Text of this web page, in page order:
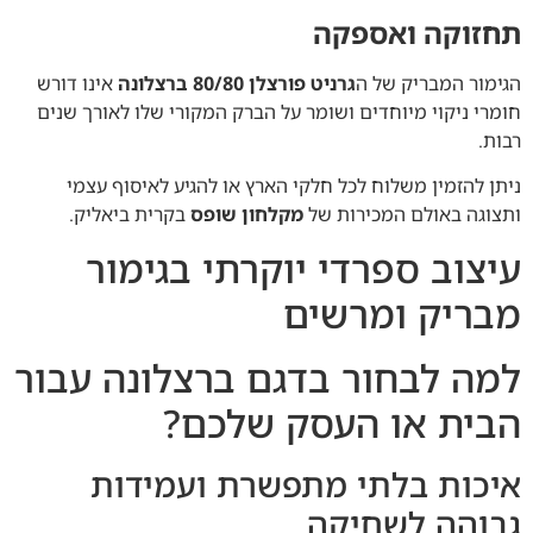
תחזוקה ואספקה
הגימור המבריק של הגרניט פורצלן 80/80 ברצלונה
אינו דורש
חומרי ניקוי מיוחדים ושומר על הברק המקורי שלו לאורך שנים
רבות.
ניתן להזמין משלוח לכל חלקי הארץ או להגיע לאיסוף עצמי
ותצוגה באולם המכירות שלמקלחון שופסבקרית ביאליק.
עיצוב ספרדי יוקרתי בגימור
מבריק ומרשים
למה לבחור בדגם ברצלונה עבור
הבית או העסק שלכם?
איכות בלתי מתפשרת ועמידות
גבוהה לשחיקה